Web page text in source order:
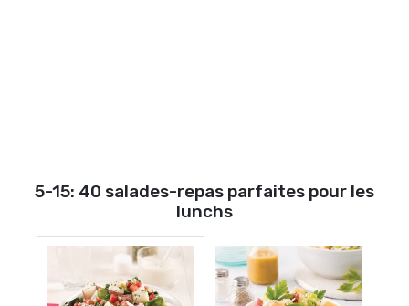
5-15: 40 salades-repas parfaites pour les
lunchs